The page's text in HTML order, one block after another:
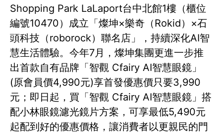
Shopping Park LaLaport台中北館1樓（櫃位
編號10470）成立「燦坤×樂奇（Rokid）×石
頭科技（roborock）聯名店」，持續深化AI智
慧生活體驗。今年7月，燦坤集團更進一步推
出首款自有品牌「智觀 Cfairy AI智慧眼鏡」
(原會員價4,990元)享首發優惠價只要3,990
元；即日起，買「智觀 Cfairy AI智慧眼鏡」搭
配小林眼鏡濾光鏡片方案，可享最低5,490元
起配到好的優惠價格，讓消費者以更親民的門